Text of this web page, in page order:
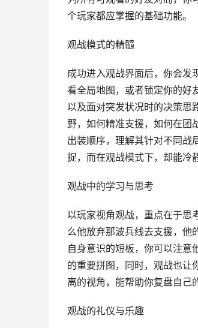
个玩家都应掌握的基础功能。
观战模式的精髓
成功进入观战界面后，你会发
看全局地图，或者锁定你的好
以及面对突发状况时的决策思
野，如何精准支援，如何在团
出装顺序，理解其针对不同战
捉，而在观战模式下，却能冷
观战中的学习与思考
以玩家视角观战，重点在于思
么他放弃那波兵线去支援，他
自身意识的短板，你可以注意
的重要拼图，同时，观战也让
离的视角，能帮助你复盘自己
观战的礼仪与乐趣